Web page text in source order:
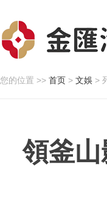
您的位置 >> 首页 > 文娛 >
領釜